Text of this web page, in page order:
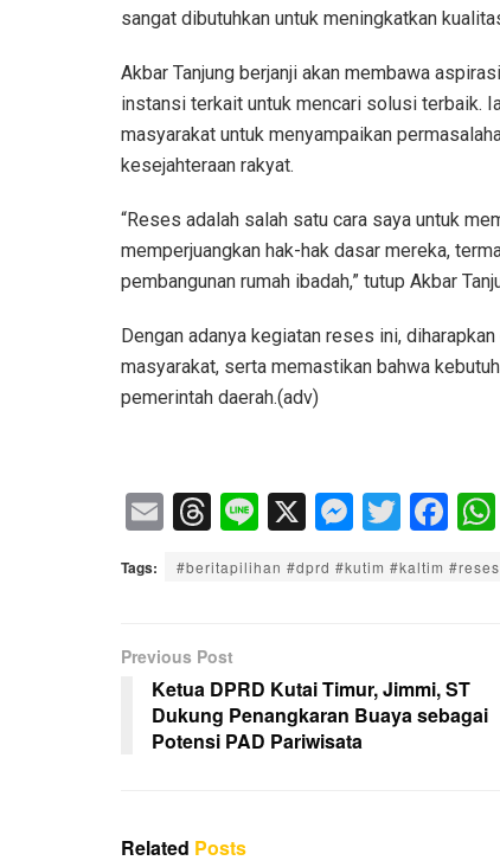
sangat dibutuhkan untuk meningkatkan
Akbar Tanjung berjanji akan membawa
instansi terkait untuk mencari solusi terbaik.
masyarakat untuk menyampaikan
kesejahteraan rakyat.
“Reses adalah salah satu cara saya untuk
memperjuangkan hak-hak dasar mereka,
pembangunan rumah ibadah,” tutup Akbar
Dengan adanya kegiatan reses ini,
masyarakat, serta memastikan bahwa
pemerintah daerah.(adv)
E
m
ail
T
hr
e
d
s
Li
n
e
X M
e
ss
g
er
T
wi
tt
F
a
c
o
o
at
Tags: #beritapilihan #dprd #kutim #kaltim #reses
Previous Post
Ketua DPRD Kutai Timur, Jimmi, ST
Dukung Penangkaran Buaya sebagai
Potensi PAD Pariwisata
Related Posts